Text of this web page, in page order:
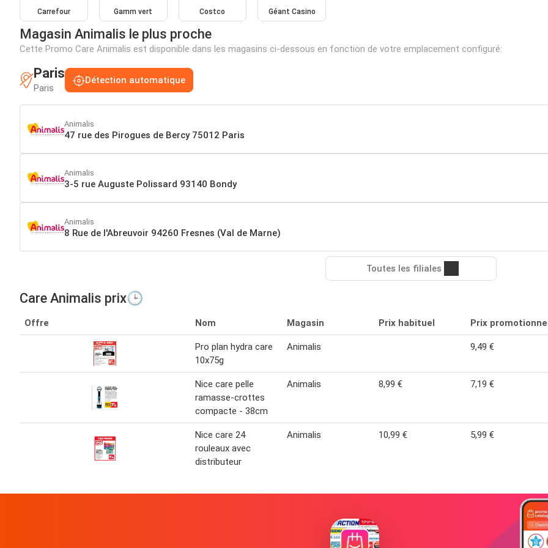
Carrefour Gamm vert Costco Géant Casino
Magasin Animalis le plus proche
Cette Promo Care Animalis est disponible dans les magasins ci-dessous en fonction de votre emplacement configuré:
Paris
Paris
Détection automatique
Animalis
47 rue des Pirogues de Bercy 75012 Paris
Animalis
3-5 rue Auguste Polissard 93140 Bondy
Animalis
8 Rue de l'Abreuvoir 94260 Fresnes (Val de Marne)
Toutes les filiales
Care Animalis prix🕒
Offre Nom Magasin Prix habituel Prix
Pro plan hydra care
10x75g
Animalis 9,49 €
Nice care pelle
ramasse-crottes
compacte - 38cm
Animalis 8,99 € 7,19 €
Nice care 24
rouleaux avec
distributeur
Animalis 10,99 € 5,99 €